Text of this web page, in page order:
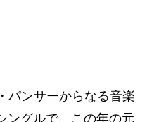
パンサーからなる音楽
ングルで、この年の元